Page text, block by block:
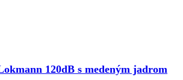
120dB s medeným jadrom